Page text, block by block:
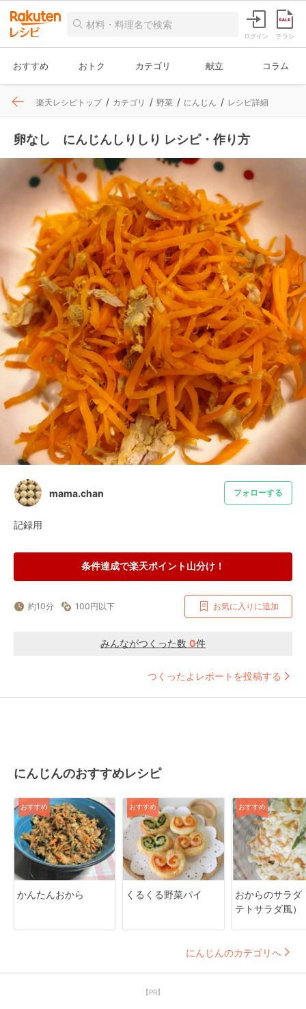
ログイン チラシ
おすすめ おトク カテゴリ 献立 コラム
楽天レシピトップ カテゴリ 野菜 にんじん レシピ詳細
卵なし にんじんしりしり レシピ・作り方
mama.chan フォローする
記録用
条件達成で楽天ポイント山分け！
約10分 100円以下 お気に入りに追加
みんながつくった数 0件
つくったよレポートを投稿する
にんじんのおすすめレシピ
おすすめ
かんたんおから
おすすめ
くるくる野菜パイ
おすすめ
おからのサラダ
テトサラダ風）
にんじんのカテゴリへ
【PR】